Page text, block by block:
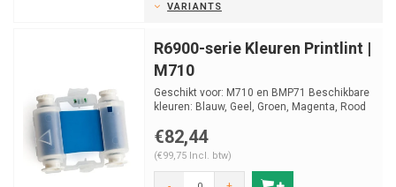
VARIANTS
R6900-serie Kleuren Printlint |
M710
Geschikt voor: M710 en BMP71 Beschikbare
kleuren: Blauw, Geel, Groen, Magenta, Rood
€82,44
(€99,75 Incl. btw)